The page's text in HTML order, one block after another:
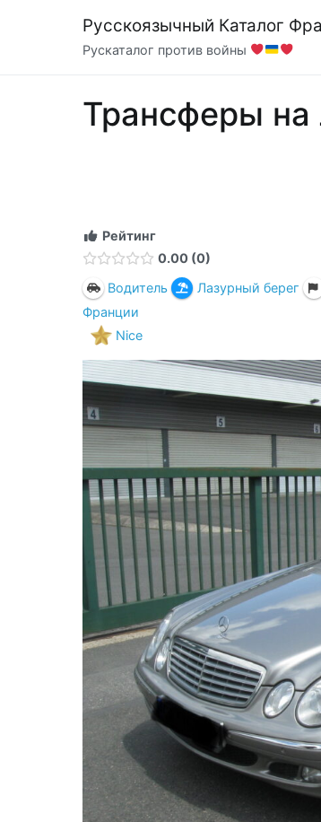
содержимому
Русскоязычный Каталог
Рускаталог против войны
Трансферы на
Рейтинг
0.00 0
Водитель
Лазурный берег
Франции
Nice